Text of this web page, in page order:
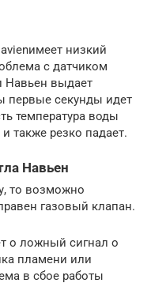
низкий
с датчиком
Навьен выдает
первые секунды идет
температура воды
также резко падает.
Навьен
то возможно
газовый клапан.
о ложный сигнал о
пламени или
в сбое работы